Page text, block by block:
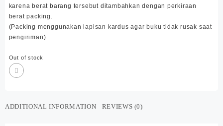
karena berat barang tersebut ditambahkan dengan perkiraan
berat packing.
(Packing menggunakan lapisan kardus agar buku tidak rusak saat
pengiriman)
Out of stock
ADDITIONAL INFORMATION REVIEWS (0)